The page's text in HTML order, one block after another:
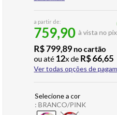
a partir de:
759,90 à vista no pix
R$799,89 no cartão
ou até 12x de R$66,65
Ver todas opções de
: BRANCO/PINK